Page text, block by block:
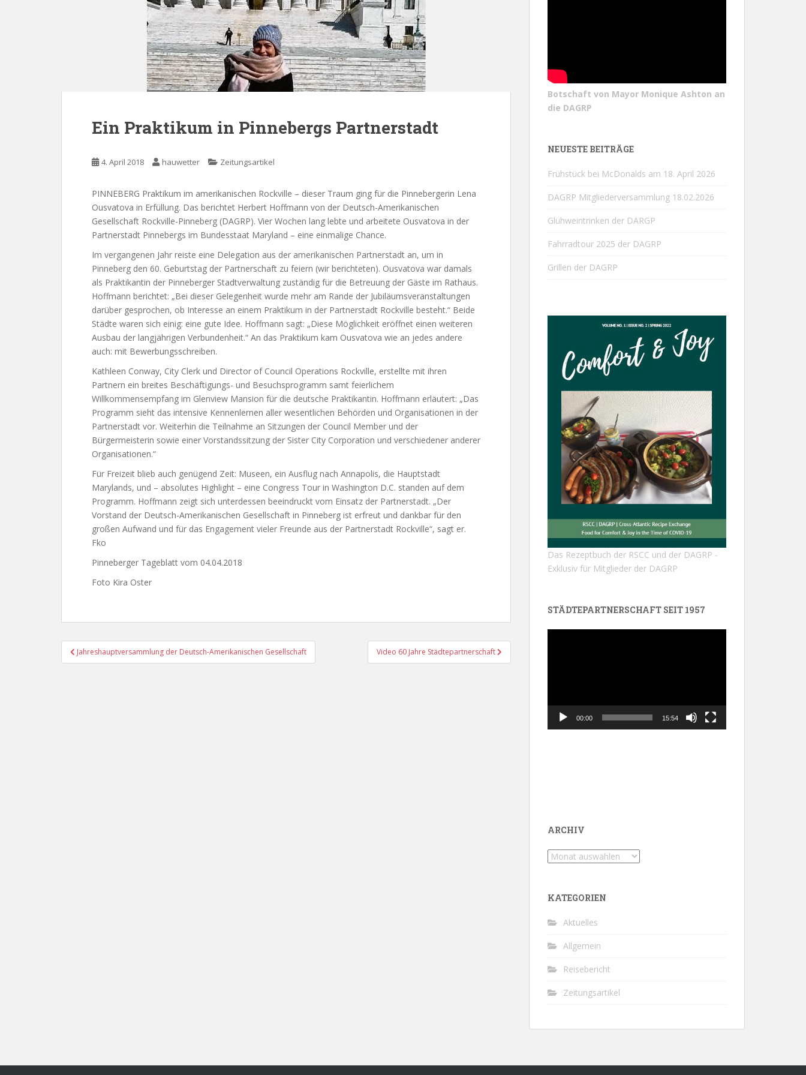
Ein Praktikum in Pinnebergs Partnerstadt
4. April 2018 hauwetter Zeitungsartikel
PINNEBERG Praktikum im amerikanischen Rockville – dieser Traum ging für die Pinnebergerin Lena
Ousvatova in Erfüllung. Das berichtet Herbert Hoffmann von der Deutsch-Amerikanischen
Gesellschaft Rockville-Pinneberg (DAGRP). Vier Wochen lang lebte und arbeitete Ousvatova in der
Partnerstadt Pinnebergs im Bundesstaat Maryland – eine einmalige Chance.
Im vergangenen Jahr reiste eine Delegation aus der amerikanischen Partnerstadt an, um in
Pinneberg den 60. Geburtstag der Partnerschaft zu feiern (wir berichteten). Ousvatova war damals
als Praktikantin der Pinneberger Stadtverwaltung zuständig für die Betreuung der Gäste im Rathaus.
Hoffmann berichtet: „Bei dieser Gelegenheit wurde mehr am Rande der Jubiläumsveranstaltungen
darüber gesprochen, ob Interesse an einem Praktikum in der Partnerstadt Rockville besteht.“ Beide
Städte waren sich einig: eine gute Idee. Hoffmann sagt: „Diese Möglichkeit eröffnet einen weiteren
Ausbau der langjährigen Verbundenheit.“ An das Praktikum kam Ousvatova wie an jedes andere
auch: mit Bewerbungsschreiben.
Kathleen Conway, City Clerk und Director of Council Operations Rockville, erstellte mit ihren
Partnern ein breites Beschäftigungs- und Besuchsprogramm samt feierlichem
Willkommensempfang im Glenview Mansion für die deutsche Praktikantin. Hoffmann erläutert: „Das
Programm sieht das intensive Kennenlernen aller wesentlichen Behörden und Organisationen in der
Partnerstadt vor. Weiterhin die Teilnahme an Sitzungen der Council Member und der
Bürgermeisterin sowie einer Vorstandssitzung der Sister City Corporation und verschiedener anderer
Organisationen.“
Für Freizeit blieb auch genügend Zeit: Museen, ein Ausflug nach Annapolis, die Hauptstadt
Marylands, und – absolutes Highlight – eine Congress Tour in Washington D.C. standen auf dem
Programm. Hoffmann zeigt sich unterdessen beeindruckt vom Einsatz der Partnerstadt. „Der
Vorstand der Deutsch-Amerikanischen Gesellschaft in Pinneberg ist erfreut und dankbar für den
großen Aufwand und für das Engagement vieler Freunde aus der Partnerstadt Rockville“, sagt er.
Fko
Pinneberger Tageblatt vom 04.04.2018
Foto Kira Oster
Beitragsnavigation
Jahreshauptversammlung der Deutsch-Amerikanischen Gesellschaft Video 60 Jahre Städtepartnerschaft
Botschaft von Mayor Monique Ashton an
die DAGRP
NEUESTE BEITRÄGE
Frühstück bei McDonalds am 18. April 2026
DAGRP Mitgliederversammlung 18.02.2026
Glühweintrinken der DARGP
Fahrradtour 2025 der DAGRP
Grillen der DAGRP
Das Rezeptbuch der RSCC und der DAGRP -
Exklusiv für Mitglieder der DAGRP
STÄDTEPARTNERSCHAFT SEIT 1957
00:00 15:54
ARCHIV
Archiv
KATEGORIEN
Aktuelles
Allgemein
Reisebericht
Zeitungsartikel